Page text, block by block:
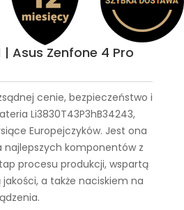
| Asus Zenfone 4 Pro
cenie, bezpieczeństwo i
Li3830T43P3hB34243,
Europejczyków. Jest ona
najlepszych komponentów z
procesu produkcji, wspartą
a także naciskiem na